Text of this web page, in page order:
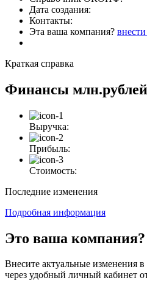
Дата создания:
Контакты:
Эта ваша компания?
Краткая справка
Финансы млн.рублей
Выручка:
Прибыль:
Стоимость:
Последние изменения
Подробная информация
Это ваша компания?
Внесите актуальные изменения
через удобный личный кабинет